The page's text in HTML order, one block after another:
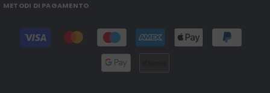
METODI DI PAGAMENTO
Modalità
pagamento